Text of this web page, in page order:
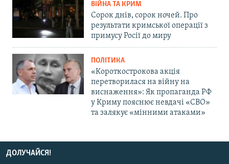
ВІЙНА ТА КРИМ
Сорок днів, сорок ночей. Про
результати кримської операції з
примусу Росії до миру
ПОЛІТИКА
«Короткострокова акція
перетворилася на війну на
виснаження»: Як пропаганда РФ
у Криму пояснює невдачі «СВО»
та залякує «мінними атаками»
ДОЛУЧАЙСЯ!